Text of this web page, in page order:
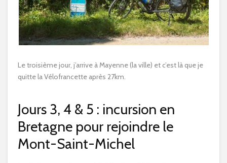
Le troisième jour, j’arrive à Mayenne (la ville) et c’est là que je
quitte la Vélofrancette après 27km.
Jours 3, 4 & 5 : incursion en
Bretagne pour rejoindre le
Mont-Saint-Michel